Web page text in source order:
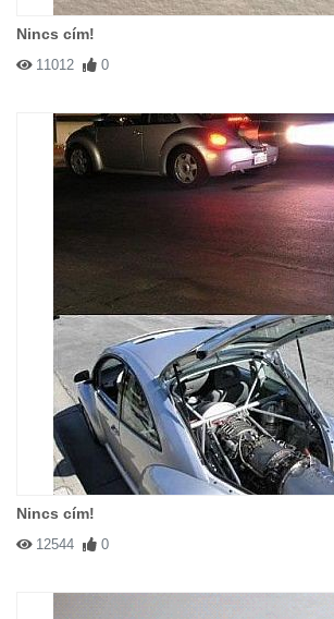
Nincs cím!
11012 0
Nincs cím!
12544 0